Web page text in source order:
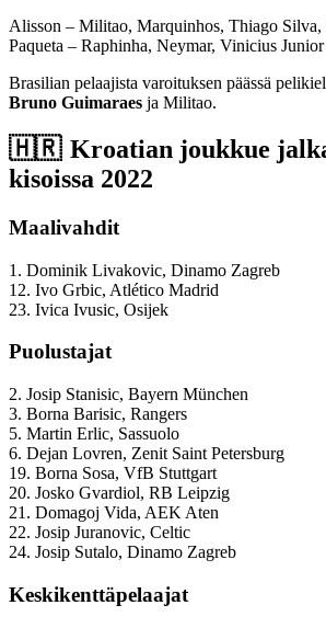
Alisson – Militao, Marquinhos, Thiago Silva,
Paqueta – Raphinha, Neymar, Vinicius
Brasilian pelaajista varoituksen päässä
Bruno Guimaraes ja Militao.
🇭🇷 Kroatian joukkue
kisoissa 2022
Maalivahdit
1. Dominik Livakovic, Dinamo Zagreb
12. Ivo Grbic, Atlético Madrid
23. Ivica Ivusic, Osijek
Puolustajat
2. Josip Stanisic, Bayern München
3. Borna Barisic, Rangers
5. Martin Erlic, Sassuolo
6. Dejan Lovren, Zenit Saint Petersburg
19. Borna Sosa, VfB Stuttgart
20. Josko Gvardiol, RB Leipzig
21. Domagoj Vida, AEK Aten
22. Josip Juranovic, Celtic
24. Josip Sutalo, Dinamo Zagreb
Keskikenttäpelaajat